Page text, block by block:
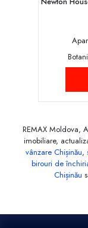
REMAX Moldova,
imobiliare,
vânzare Chișinău,
birouri de
Chișinău